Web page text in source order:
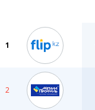
1
2